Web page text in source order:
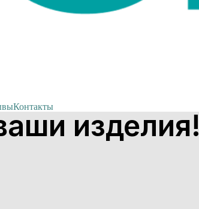
Контакты
изделия!